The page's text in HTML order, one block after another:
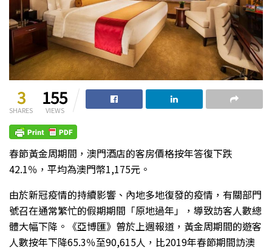
3
SHARES
155
VIEWS
春節黃金周期間，澳門酒店的客房價格按年答復下跌
42.1％，平均為澳門幣1,175元。
由於新冠疫情的持續影響、內地多地復發的疫情，有關部門
號召在通常繁忙的假期期間「原地過年」，導致訪客人數總
體大幅下降。《亞博匯》曾於上週報道，黃金周期間的遊客
人數按年下降65.3％至90,615人，比2019年春節期間訪澳